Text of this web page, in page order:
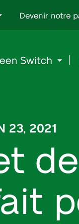
to
Devenir notre
Switch
23, 2021